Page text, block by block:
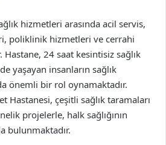
hizmetleri arasında acil servis,
poliklinik hizmetleri ve cerrahi
Hastane, 24 saat kesintisiz sağlık
yaşayan insanların sağlık
önemli bir rol oynamaktadır.
Hastanesi, çeşitli sağlık taramaları
projelerle, halk sağlığının
bulunmaktadır.